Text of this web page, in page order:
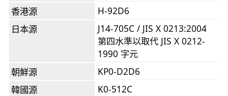
香港源
H-92D6
日本源
J14-705C / JIS X 0213:2004
第四水準以取代 JIS X 0212-
1990 字元
朝鮮源
KP0-D2D6
韓國源
K0-512C